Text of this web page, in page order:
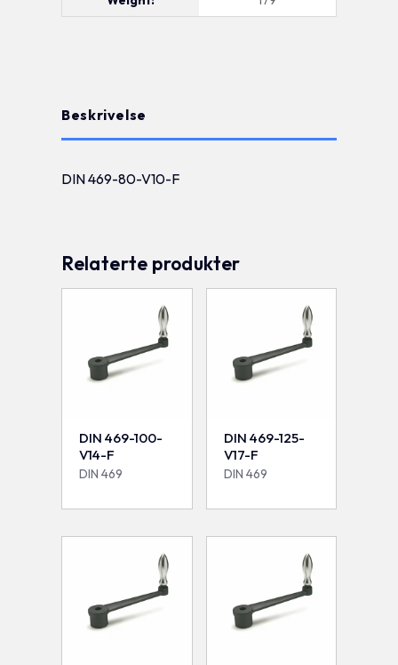
Beskrivelse
DIN 469-80-V10-F
Relaterte produkter
DIN 469-100-
V14-F
DIN 469
DIN 469-125-
V17-F
DIN 469